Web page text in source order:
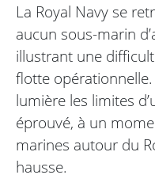
La Royal Navy se
aucun sous-marin
illustrant une
flotte
lumière les limites
éprouvé, à un
marines autour du
hausse.